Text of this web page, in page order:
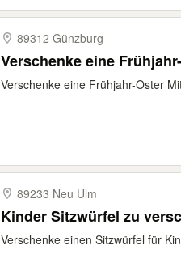
89312 Günzburg
Verschenke eine
Verschenke eine Frühjahr-Oster
89233 Neu Ulm
Kinder Sitzwürfel zu
Verschenke einen Sitzwürfel für